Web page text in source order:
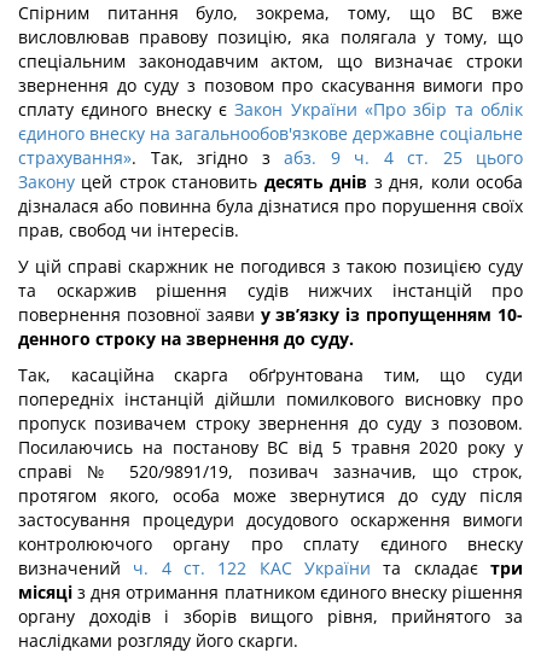
Спірним питання було, зокрема, тому, що ВС вже
висловлював правову позицію, яка полягала у тому, що
спеціальним законодавчим актом, що визначає строки
звернення до суду з позовом про скасування вимоги про
сплату єдиного внеску єЗакон України «Про збір та облік
єдиного внеску на загальнообов'язкове державне соціальне
страхування». Так, згідно з абз. 9 ч. 4 ст. 25 цього
Закону цей строк становить десять днів з дня, коли особа
дізналася або повинна була дізнатися про порушення своїх
прав, свобод чи інтересів.
У цій справі скаржник не погодився з такою позицією суду
та оскаржив рішення судів нижчих інстанцій про
повернення позовної заяви у зв’язку із пропущенням 10-
денного строку на звернення до суду.
Так, касаційна скарга обґрунтована тим, що суди
попередніх інстанцій дійшли помилкового висновку про
пропуск позивачем строку звернення до суду з позовом.
Посилаючись на постанову ВС від 5 травня 2020 року у
справі № 520/9891/19, позивач зазначив, що строк,
протягом якого, особа може звернутися до суду після
застосування процедури досудового оскарження вимоги
контролюючого органу про сплату єдиного внеску
визначений ч. 4 ст. 122 КАС України та складаєтри
місяці з дня отримання платником єдиного внеску рішення
органу доходів і зборів вищого рівня, прийнятого за
наслідками розгляду його скарги.